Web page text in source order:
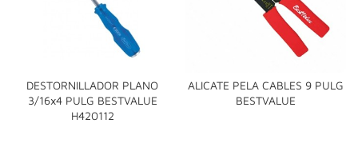
DESTORNILLADOR PLANO
3/16x4 PULG BESTVALUE
H420112
ALICATE PELA CABLES 9 PULG
BESTVALUE